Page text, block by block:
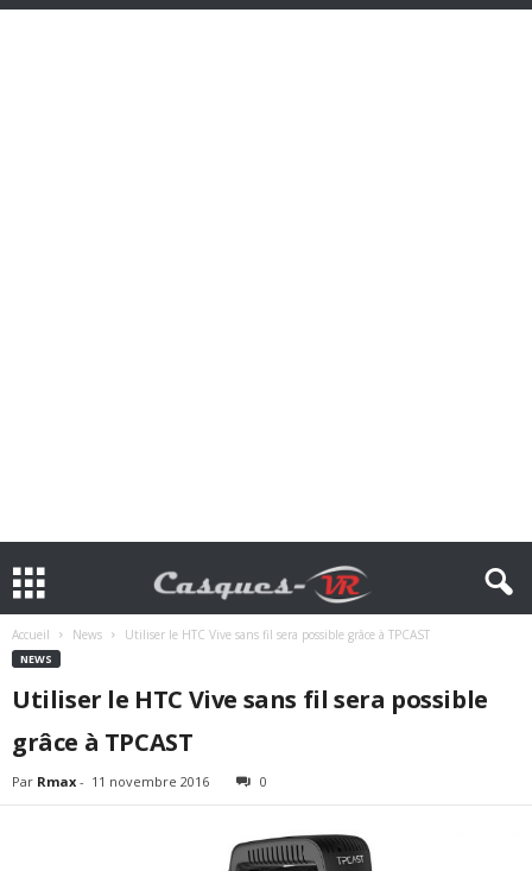
Accueil News Utiliser le HTC Vive sans fil sera possible grâce à TPCAST
NEWS
Utiliser le HTC Vive sans fil sera possible
grâce à TPCAST
Par Rmax - 11 novembre 2016 0